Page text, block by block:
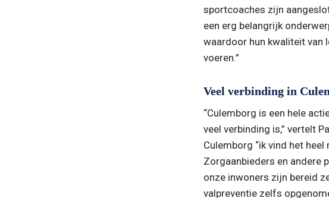
sportcoaches zijn
een erg belangrijk
waardoor hun kwaliteit van
voeren.”
Veel verbinding in
“Culemborg is een hele
veel verbinding is,” vertelt
Culemborg “ik vind het
Zorgaanbieders en andere
onze inwoners zijn bereid
valpreventie zelfs